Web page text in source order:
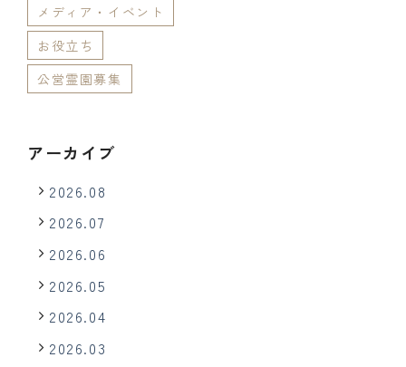
メディア・イベント
お役立ち
公営霊園募集
アーカイブ
2026.08
2026.07
2026.06
2026.05
2026.04
2026.03